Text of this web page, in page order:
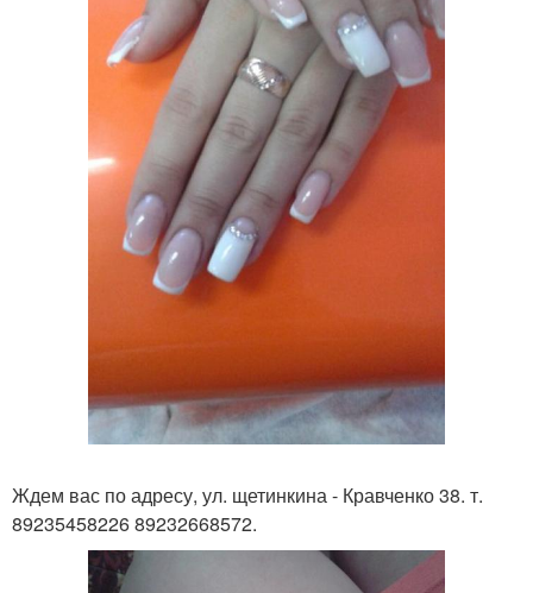
Ждем вас по адресу, ул. щетинкина - Кравченко 38. т.
89235458226 89232668572.